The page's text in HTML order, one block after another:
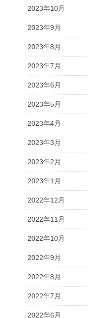
2023年10月
2023年9月
2023年8月
2023年7月
2023年6月
2023年5月
2023年4月
2023年3月
2023年2月
2023年1月
2022年12月
2022年11月
2022年10月
2022年9月
2022年8月
2022年7月
2022年6月